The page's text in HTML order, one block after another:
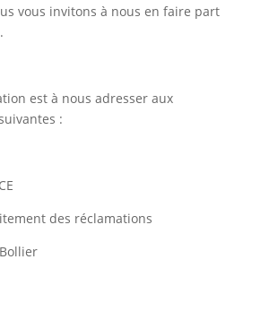
vous invitons à nous en faire part
est à nous adresser aux
:
des réclamations